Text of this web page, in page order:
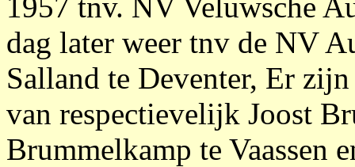
dag later weer tnv de NV
Salland te Deventer, Er zijn
van respectievelijk Joost
Brummelkamp te Vaassen